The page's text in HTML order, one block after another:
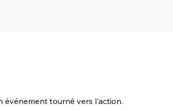
événement tourné vers l'action.